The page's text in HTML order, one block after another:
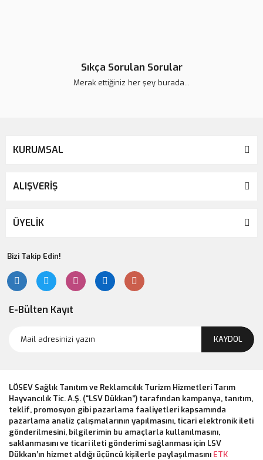
Sıkça Sorulan Sorular
Merak ettiğiniz her şey burada...
KURUMSAL
ALIŞVERİŞ
ÜYELİK
Bizi Takip Edin!
E-Bülten Kayıt
KAYDOL
LÖSEV Sağlık Tanıtım ve Reklamcılık Turizm Hizmetleri Tarım
Hayvancılık Tic. A.Ş. (“LSV Dükkan”) tarafından kampanya, tanıtım,
teklif, promosyon gibi pazarlama faaliyetleri kapsamında
pazarlama analiz çalışmalarının yapılmasını, ticari elektronik ileti
gönderilmesini, bilgilerimin bu amaçlarla kullanılmasını,
saklanmasını ve ticari ileti gönderimi sağlanması için LSV
Dükkan’ın hizmet aldığı üçüncü kişilerle paylaşılmasını ETK